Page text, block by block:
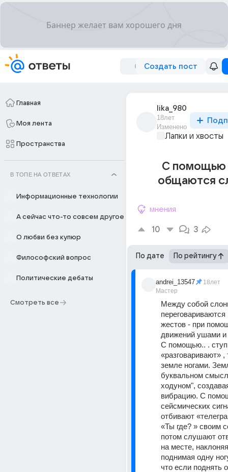
Создать пост
Главная
Моя лента
Пространства
В ТОПЕ НА ОТВЕТАХ
Информационные технологии
А сейчас что-то совсем другое
О любви без купюр
Философский вопрос
Политические дебаты
Смотреть все
lika_980
18лет
Изменено
Лапки и хвосты
С помощью
общаются
мнения
10 3
По дате По рейтингу
andrei_13547
Мастер
18лет
Между собой
жестов - при
движений ушами и
С помощью.. .
«разговаривают» ,
земле ногами.
буквальном
ходуном",
вибрацию. С
сейсмических
отбивают
«Ты где? » своим
потом слушают
на месте,
поднимая одну
что если поднять